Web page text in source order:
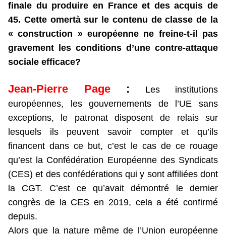
finale du produire en France et des acquis de
45. Cette omertà sur le contenu de classe de la
« construction » européenne ne freine-t-il pas
gravement les conditions d’une contre-attaque
sociale efficace?
Jean-Pierre Page:
Les institutions
européennes, les gouvernements de l’UE sans
exceptions, le patronat disposent de relais sur
lesquels ils peuvent savoir compter et qu’ils
financent dans ce but, c’est le cas de ce rouage
qu’est la Confédération Européenne des Syndicats
(CES) et des confédérations qui y sont affiliées dont
la CGT. C’est ce qu’avait démontré le dernier
congrès de la CES en 2019, cela a été confirmé
depuis.
Alors que la nature même de l’Union européenne